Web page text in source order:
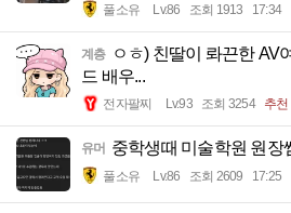
풀소유 Lv.86 조회 1913 17:34
계층
ㅇㅎ) 친딸이 롸끈한 AV
드 배우...
전자팔찌 Lv.93 조회 3254 추천
유머 중학생때 미술학원 원장
풀소유 Lv.86 조회 2609 17:25